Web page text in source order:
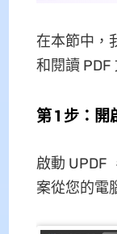
在本節中，
和閱讀 PDF
第 1 步：開
啟動 UPDF
案從您的電